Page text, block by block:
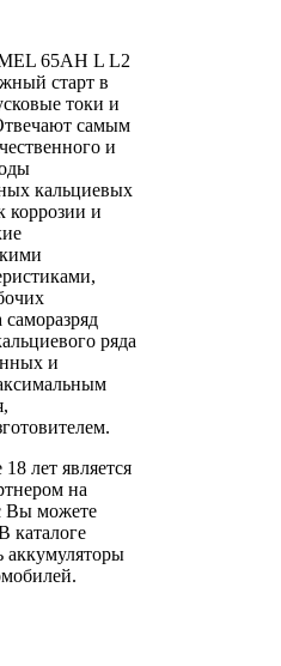
65AH L L2
старт в
токи и
самым
и
кальциевых
коррозии и
ряда
и
лет является
на
Вы можете
каталоге
аккумуляторы